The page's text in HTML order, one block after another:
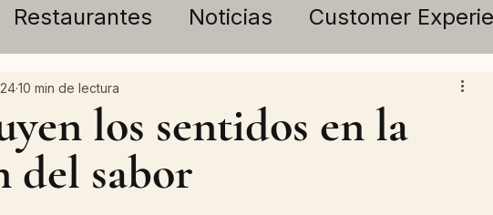
Restaurantes Noticias Customer
los sentidos en la
del sabor
10 min de lectura